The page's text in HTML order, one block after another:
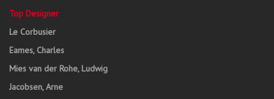
Top Designer
Le Corbusier
Eames, Charles
Mies van der Rohe, Ludwig
Jacobsen, Arne